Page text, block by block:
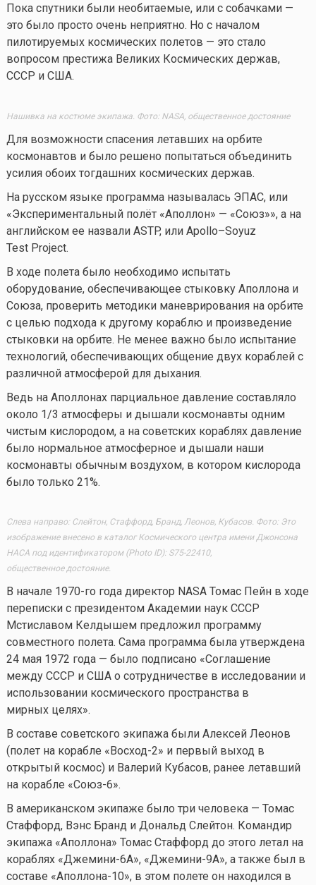
Пока спутники были необитаемые, или с собачками —
это было просто очень неприятно. Но с началом
пилотируемых космических полетов — это стало
вопросом престижа Великих Космических держав,
СССР и США.
Нашивка на костюме экипажа. Фото: NASA, общественное достояние
Для возможности спасения летавших на орбите
космонавтов и было решено попытаться объединить
усилия обоих тогдашних космических держав.
На русском языке программа называлась ЭПАС, или
«Экспериментальный полёт «Аполлон» — «Союз»», а на
английском ее назвали ASTP, или Apollo–Soyuz
Test Project.
В ходе полета было необходимо испытать
оборудование, обеспечивающее стыковку Аполлона и
Союза, проверить методики маневрирования на орбите
с целью подхода к другому кораблю и произведение
стыковки на орбите. Не менее важно было испытание
технологий, обеспечивающих общение двух кораблей с
различной атмосферой для дыхания.
Ведь на Аполлонах парциальное давление составляло
около 1/3 атмосферы и дышали космонавты одним
чистым кислородом, а на советских кораблях давление
было нормальное атмосферное и дышали наши
космонавты обычным воздухом, в котором кислорода
было только 21%.
Слева направо: Слейтон, Стаффорд, Бранд, Леонов, Кубасов. Фото: Это
изображение внесено в каталог Космического центра имени Джонсона
НАСА под идентификатором (Photo ID): S75-22410,
общественное достояние.
В начале 1970-го года директор NASA Томас Пейн в ходе
переписки с президентом Академии наук СССР
Мстиславом Келдышем предложил программу
совместного полета. Сама программа была утверждена
24 мая 1972 года — было подписано «Соглашение
между СССР и США о сотрудничестве в исследовании и
использовании космического пространства в
мирных целях».
В составе советского экипажа были Алексей Леонов
(полет на корабле «Восход-2» и первый выход в
открытый космос) и Валерий Кубасов, ранее летавший
на корабле «Союз-6».
В американском экипаже было три человека — Томас
Стаффорд, Вэнс Бранд и Дональд Слейтон. Командир
экипажа «Аполлона» Томас Стаффорд до этого летал на
кораблях «Джемини-6A», «Джемини-9A», а также был в
составе «Аполлона-10», в этом полете он находился в